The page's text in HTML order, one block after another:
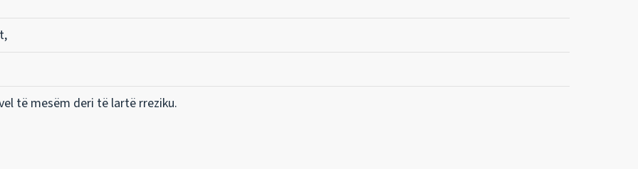
të mesëm deri të lartë rreziku.